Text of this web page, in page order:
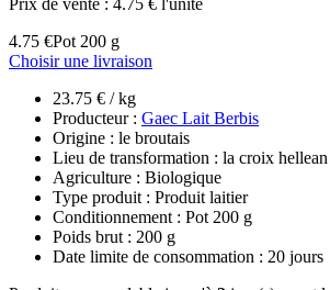
4.75 €Pot 200 g
Choisir une livraison
23.75 € / kg
Producteur : Gaec Lait Berbis
Origine : le broutais
Lieu de transformation : la croix hellean
Agriculture : Biologique
Type produit : Produit laitier
Conditionnement : Pot 200 g
Poids brut : 200 g
Date limite de consommation : 20 jours